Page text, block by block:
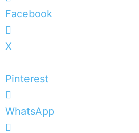
Facebook
X
Pinterest
WhatsApp